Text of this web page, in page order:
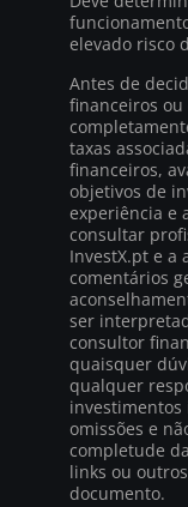
elevado risco
Antes de
financeiros
taxas
financeiros,
objetivos de
experiência e
consultar
InvestX.pt e a
comentários
ser
consultor
quaisquer
qualquer
investimentos
omissões e
completude
links ou
documento.